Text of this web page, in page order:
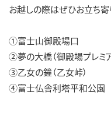
お越しの際はぜひお立ち寄
①富士山御殿場口
②夢の大橋（御殿場プレミア
③乙女の鐘（乙女峠）
④富士仏舎利塔平和公園